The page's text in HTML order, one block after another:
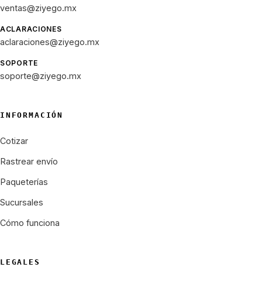
ventas@ziyego.mx
ACLARACIONES
aclaraciones@ziyego.mx
SOPORTE
soporte@ziyego.mx
INFORMACIÓN
Cotizar
Rastrear envío
Paqueterías
Sucursales
Cómo funciona
LEGALES